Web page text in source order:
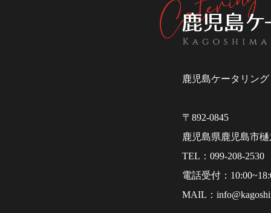
鹿児島ケータリング
〒892-0845
鹿児島県鹿児島市
099-208-2530